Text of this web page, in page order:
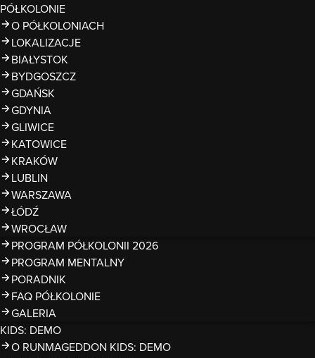
PÓŁKOLONIE
O PÓŁKOLONIACH
LOKALIZACJE
BIAŁYSTOK
BYDGOSZCZ
GDAŃSK
GDYNIA
GLIWICE
KATOWICE
KRAKÓW
LUBLIN
WARSZAWA
ŁÓDŹ
WROCŁAW
PROGRAM PÓŁKOLONII 2026
PROGRAM MENTALNY
PORADNIK
FAQ PÓŁKOLONIE
GALERIA
KIDS: DEMO
O RUNMAGEDDON KIDS: DEMO